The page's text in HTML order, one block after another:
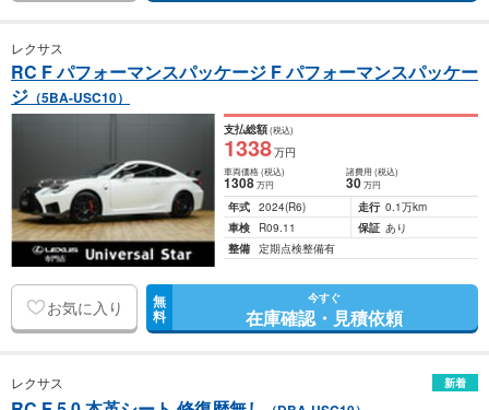
レクサス
RC F パフォーマンスパッケージ F パフォーマンスパッケー
ジ （5BA-USC10）
支払総額(税込)
1338万円
車両価格(税込)
1308万円
諸費用 (税込)
30 万円
年式 2024(R6) 走行 0.1万km
車検
R09.11 保証 あり
整備 定期点検整備有
お気に入り 無
料
今すぐ
在庫確認・見積依頼
レクサス 新着